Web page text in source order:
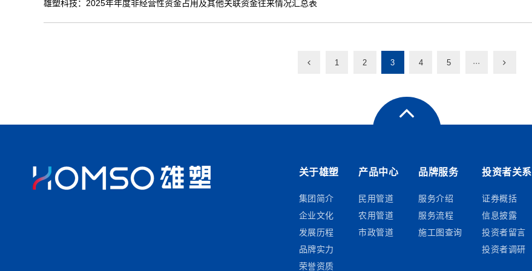
雄塑科技：2025年年度非经营性资金占用及其他关联资金往来情况汇总表
1 2 3 4 5 ···
关于雄塑
集团简介
企业文化
发展历程
品牌实力
荣誉资质
产品中心
民用管道
农用管道
市政管道
品牌服务
服务介绍
服务流程
施工图查询
投资者关系
证券概括
信息披露
投资者留言
投资者调研